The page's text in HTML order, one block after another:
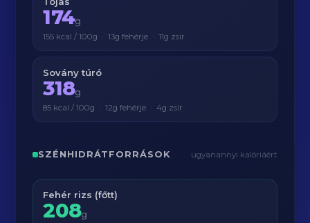
174g
155 kcal / 100g · 13g fehérje · 11g zsír
Sovány túró
318g
85 kcal / 100g · 12g fehérje · 4g zsír
SZÉNHIDRÁTFORRÁSOK ugyanannyi kalóriáért
Fehér rizs (főtt)
208g